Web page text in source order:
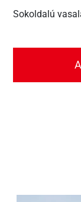
Sokoldalú